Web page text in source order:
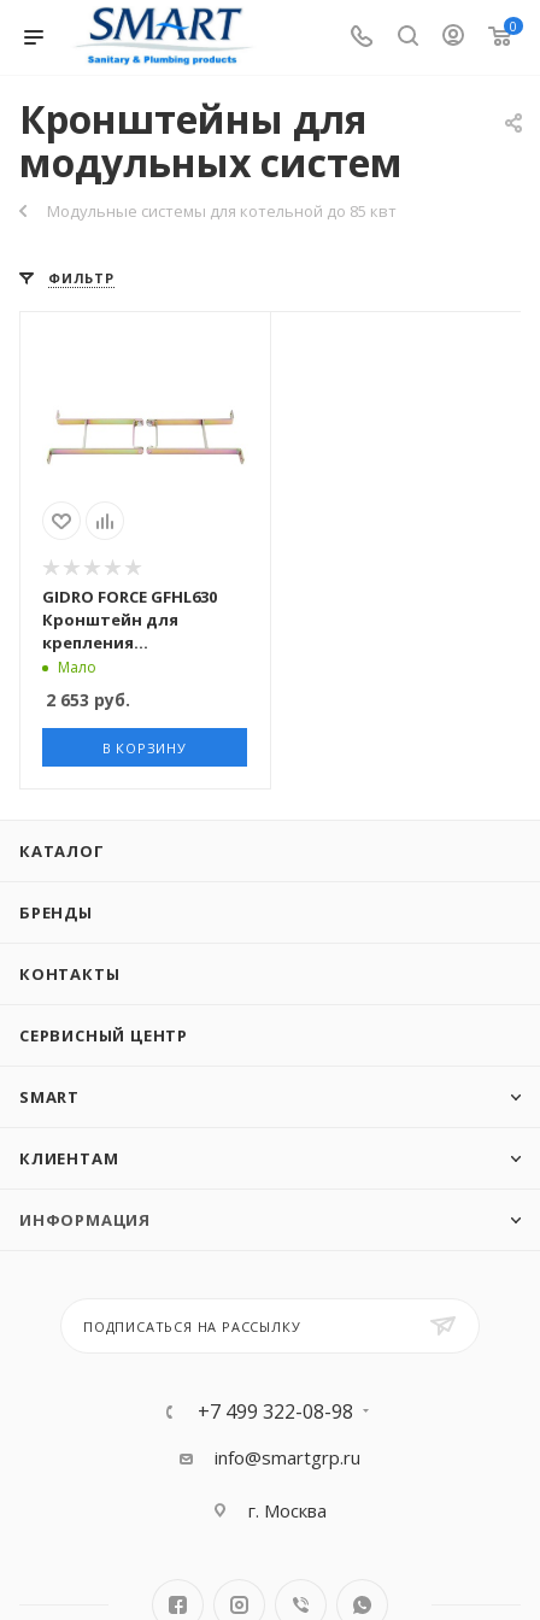
0
Кронштейны для
модульных систем
Модульные системы для котельной до 85 квт
ФИЛЬТР
GIDRO FORCE GFHL630
Кронштейн для
крепления
коллекторов к стене
Мало
2 653 руб.
В КОРЗИНУ
КАТАЛОГ
БРЕНДЫ
КОНТАКТЫ
СЕРВИСНЫЙ ЦЕНТР
SMART
КЛИЕНТАМ
ИНФОРМАЦИЯ
ПОДПИСАТЬСЯ НА РАССЫЛКУ
+7 499 322-08-98
info@smartgrp.ru
г. Москва